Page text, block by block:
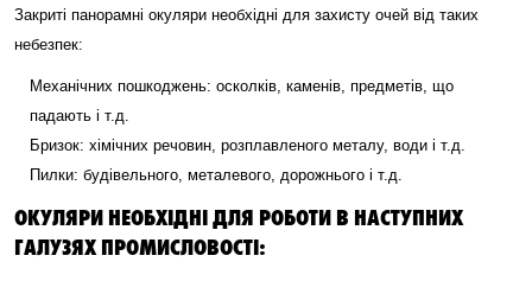
Закриті панорамні окуляри необхідні для захисту очей від таких
небезпек:
Механічних пошкоджень: осколків, каменів, предметів, що
падають і т.д.
Бризок: хімічних речовин, розплавленого металу, води і т.д.
Пилки: будівельного, металевого, дорожнього і т.д.
ОКУЛЯРИ НЕОБХІДНІ ДЛЯ РОБОТИ В НАСТУПНИХ
ГАЛУЗЯХ ПРОМИСЛОВОСТІ: